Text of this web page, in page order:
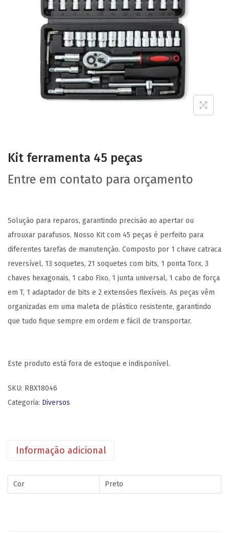
Kit ferramenta 45 peças
Entre em contato para orçamento
Solução para reparos, garantindo precisão ao apertar ou
afrouxar parafusos. Nosso Kit com 45 peças é perfeito para
diferentes tarefas de manutenção. Composto por 1 chave catraca
reversível, 13 soquetes, 21 soquetes com bits, 1 ponta Torx, 3
chaves hexagonais, 1 cabo Fixo, 1 junta universal, 1 cabo de força
em T, 1 adaptador de bits e 2 extensões flexíveis. As peças vêm
organizadas em uma maleta de plástico resistente, garantindo
que tudo fique sempre em ordem e fácil de transportar.
Este produto está fora de estoque e indisponível.
SKU: RBX18046
Categoria: Diversos
Informação adicional
Cor Preto